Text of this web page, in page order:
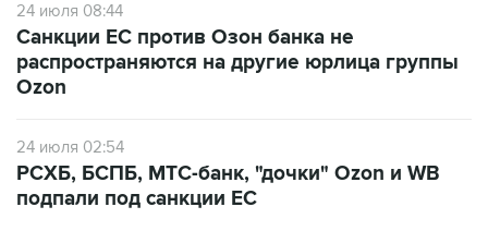
24 июля 08:44
Санкции ЕС против Озон банка не
распространяются на другие юрлица группы
Ozon
24 июля 02:54
РСХБ, БСПБ, МТС-банк, "дочки" Ozon и WB
подпали под санкции ЕС